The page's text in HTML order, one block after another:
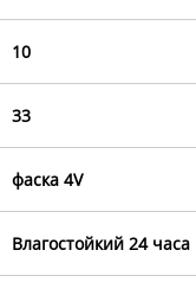
10
33
фаска 4V
Влагостойкий 24 часа